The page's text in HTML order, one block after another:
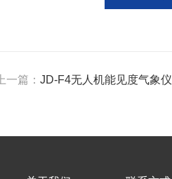
上一篇：JD-F4无人机能见度气象仪